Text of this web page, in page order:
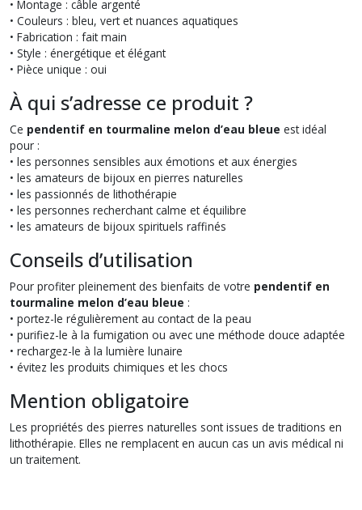
• Montage : câble argenté
• Couleurs : bleu, vert et nuances aquatiques
• Fabrication : fait main
• Style : énergétique et élégant
• Pièce unique : oui
À qui s’adresse ce produit ?
Ce pendentif en tourmaline melon d’eau bleue est idéal
pour :
• les personnes sensibles aux émotions et aux énergies
• les amateurs de bijoux en pierres naturelles
• les passionnés de lithothérapie
• les personnes recherchant calme et équilibre
• les amateurs de bijoux spirituels raffinés
Conseils d’utilisation
Pour profiter pleinement des bienfaits de votre pendentif en
tourmaline melon d’eau bleue :
• portez-le régulièrement au contact de la peau
• purifiez-le à la fumigation ou avec une méthode douce adaptée
• rechargez-le à la lumière lunaire
• évitez les produits chimiques et les chocs
Mention obligatoire
Les propriétés des pierres naturelles sont issues de traditions en
lithothérapie. Elles ne remplacent en aucun cas un avis médical ni
un traitement.